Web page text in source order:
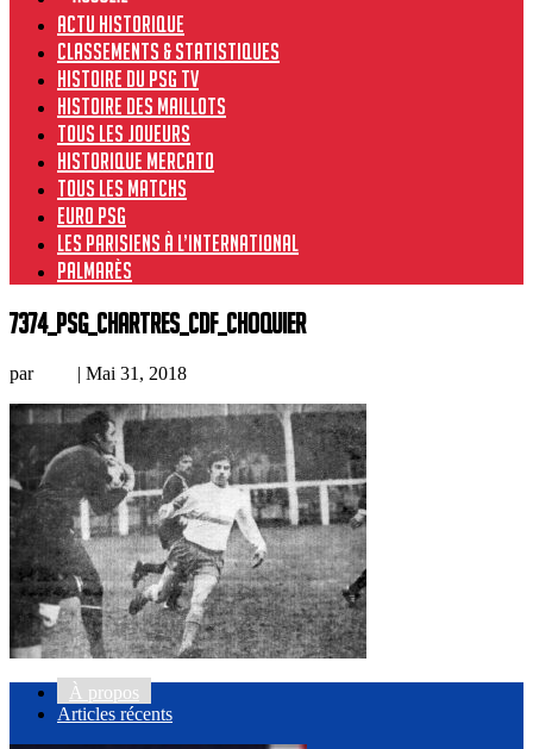
Actu historique
Classements & Statistiques
Histoire du PSG TV
Histoire des maillots
Tous les joueurs
Historique Mercato
Tous les matchs
Euro PSG
Les Parisiens à l’international
Palmarès
7374_PSG_Chartres_CdF_Choquier
par | Mai 31, 2018
À propos
Articles récents